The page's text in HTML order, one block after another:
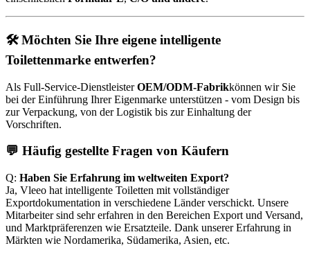
🛠️ Möchten Sie Ihre eigene intelligente
Toilettenmarke entwerfen?
Als Full-Service-DienstleisterOEM/ODM-Fabrikkönnen wir Sie
bei der Einführung Ihrer Eigenmarke unterstützen - vom Design bis
zur Verpackung, von der Logistik bis zur Einhaltung der
Vorschriften.
💬 Häufig gestellte Fragen von Käufern
Q: Haben Sie Erfahrung im weltweiten Export?
Ja, Vleeo hat intelligente Toiletten mit vollständiger
Exportdokumentation in verschiedene Länder verschickt. Unsere
Mitarbeiter sind sehr erfahren in den Bereichen Export und Versand,
und Marktpräferenzen wie Ersatzteile. Dank unserer Erfahrung in
Märkten wie Nordamerika, Südamerika, Asien, etc.